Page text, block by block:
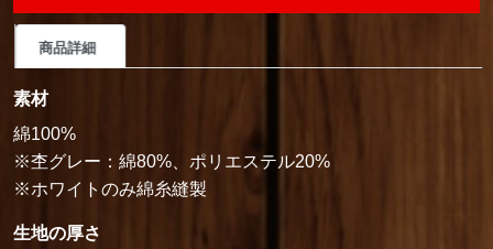
商品詳細
素材
綿100%
※杢グレー：綿80%、ポリエステル20%
※ホワイトのみ綿糸縫製
生地の厚さ